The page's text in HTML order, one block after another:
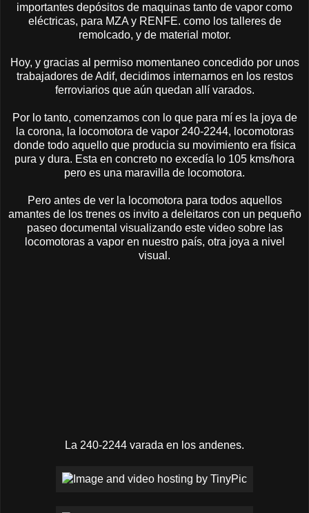
importantes depósitos de maquinas tanto de vapor como
eléctricas, para MZA y RENFE. como los talleres de
remolcado, y de material motor.
Hoy, y gracias al permiso momentaneo concedido por unos
trabajadores de Adif, decidimos internarnos en los restos
ferroviarios que aún quedan allí varados.
Por lo tanto, comenzamos con lo que para mí es la joya de
la corona, la locomotora de vapor 240-2244, locomotoras
donde todo aquello que producia su movimiento era física
pura y dura. Esta en concreto no excedía lo 105 kms/hora
pero es una maravilla de locomotora.
Pero antes de ver la locomotora para todos aquellos
amantes de los trenes os invito a deleitaros con un pequeño
paseo documental visualizando este video sobre las
locomotoras a vapor en nuestro país, otra joya a nivel
visual.
La 240-2244 varada en los andenes.